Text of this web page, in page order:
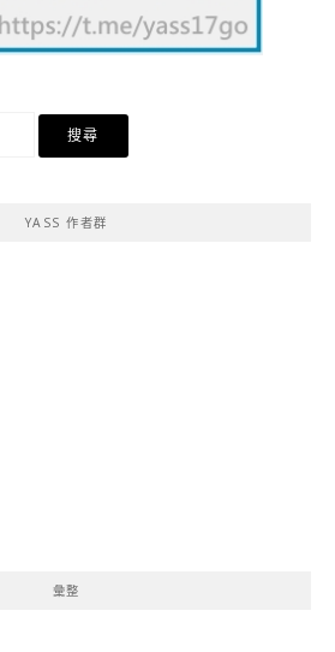
YASS 作者群
彙整